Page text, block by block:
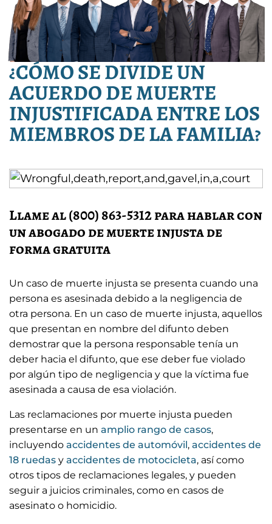
¿CÓMO SE DIVIDE UN
ACUERDO DE MUERTE
INJUSTIFICADA ENTRE LOS
MIEMBROS DE LA FAMILIA?
Llame al (800) 863-5312 para hablar con
un abogado de muerte injusta de
forma gratuita
Un caso de muerte injusta se presenta cuando una
persona es asesinada debido a la negligencia de
otra persona. En un caso de muerte injusta, aquellos
que presentan en nombre del difunto deben
demostrar que la persona responsable tenía un
deber hacia el difunto, que ese deber fue violado
por algún tipo de negligencia y que la víctima fue
asesinada a causa de esa violación.
Las reclamaciones por muerte injusta pueden
presentarse en un amplio rango de casos,
incluyendo accidentes de automóvil, accidentes de
18 ruedas y accidentes de motocicleta, así como
otros tipos de reclamaciones legales, y pueden
seguir a juicios criminales, como en casos de
asesinato o homicidio.